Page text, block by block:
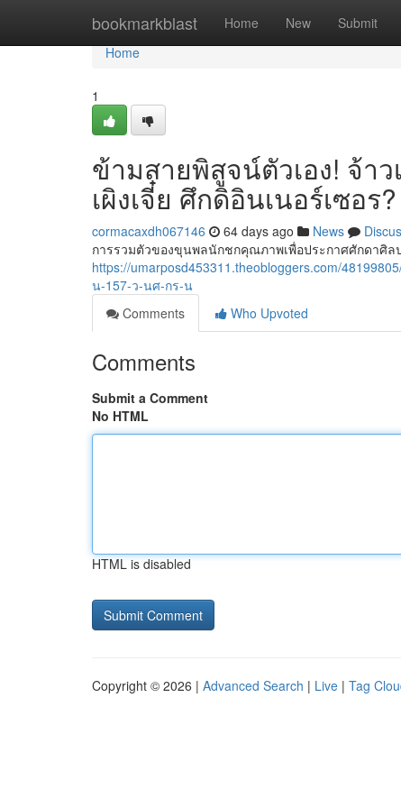
bookmarkblast Home New Submit
Home
Home
1
ข้ามสายพิสูจน์ตัวเอง! จ้า
เผิงเจี๋ย ศึกดิอินเนอร์เซอร?
cormacaxdh067146 64 days ago News
การรวมตัวของขุนพลนักชกคุณภาพเพื่อประกาศศักดาศิล
https://umarposd453311.theobloggers.com/
น-157-ว-นศ-กร-น
Comments
Who Upvoted
Comments
Submit a Comment
No HTML
HTML is disabled
Copyright © 2026 | Advanced Search | Live | Tag